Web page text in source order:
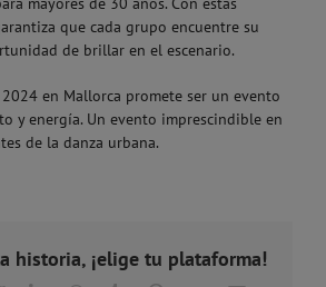
que cada grupo encuentre su
de brillar en el escenario.
2024 en Mallorca promete ser un evento
y energía. Un evento imprescindible en
de la danza urbana.
historia, ¡elige tu plataforma!